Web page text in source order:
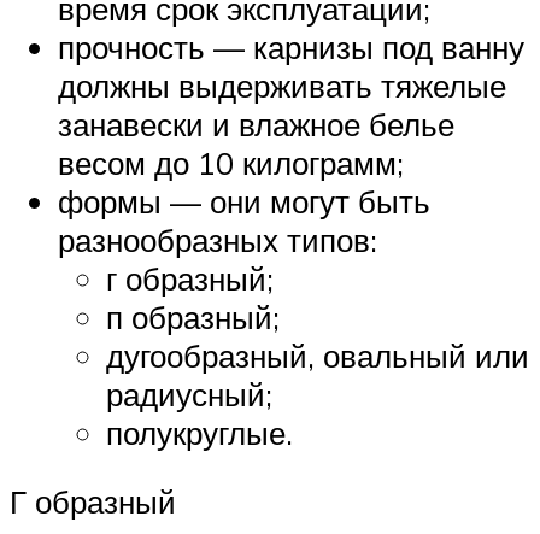
время срок эксплуатации;
прочность — карнизы под ванну
должны выдерживать тяжелые
занавески и влажное белье
весом до 10 килограмм;
формы — они могут быть
разнообразных типов:
г образный;
п образный;
дугообразный, овальный или
радиусный;
полукруглые.
Г образный